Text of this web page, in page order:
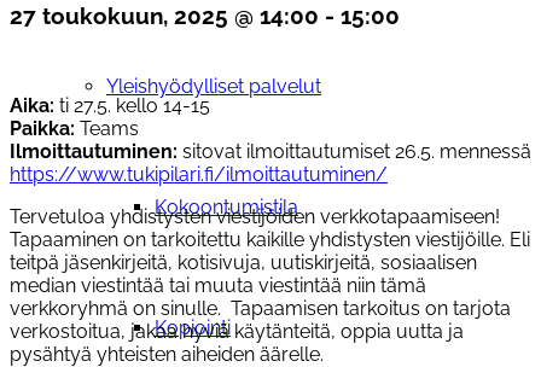
Yleishyödylliset palvelut
Kokoontumistila
Kopiointi
27 toukokuun, 2025 @ 14:00 - 15:00
Aika: ti 27.5. kello 14-15
Paikka: Teams
Ilmoittautuminen: sitovat ilmoittautumiset 26.5. mennessä
https://www.tukipilari.fi/ilmoittautuminen/
Tervetuloa yhdistysten viestijöiden verkkotapaamiseen!
Tapaaminen on tarkoitettu kaikille yhdistysten viestijöille. Eli
teitpä jäsenkirjeitä, kotisivuja, uutiskirjeitä, sosiaalisen
median viestintää tai muuta viestintää niin tämä
verkkoryhmä on sinulle. Tapaamisen tarkoitus on tarjota
verkostoitua, jakaa hyviä käytänteitä, oppia uutta ja
pysähtyä yhteisten aiheiden äärelle.